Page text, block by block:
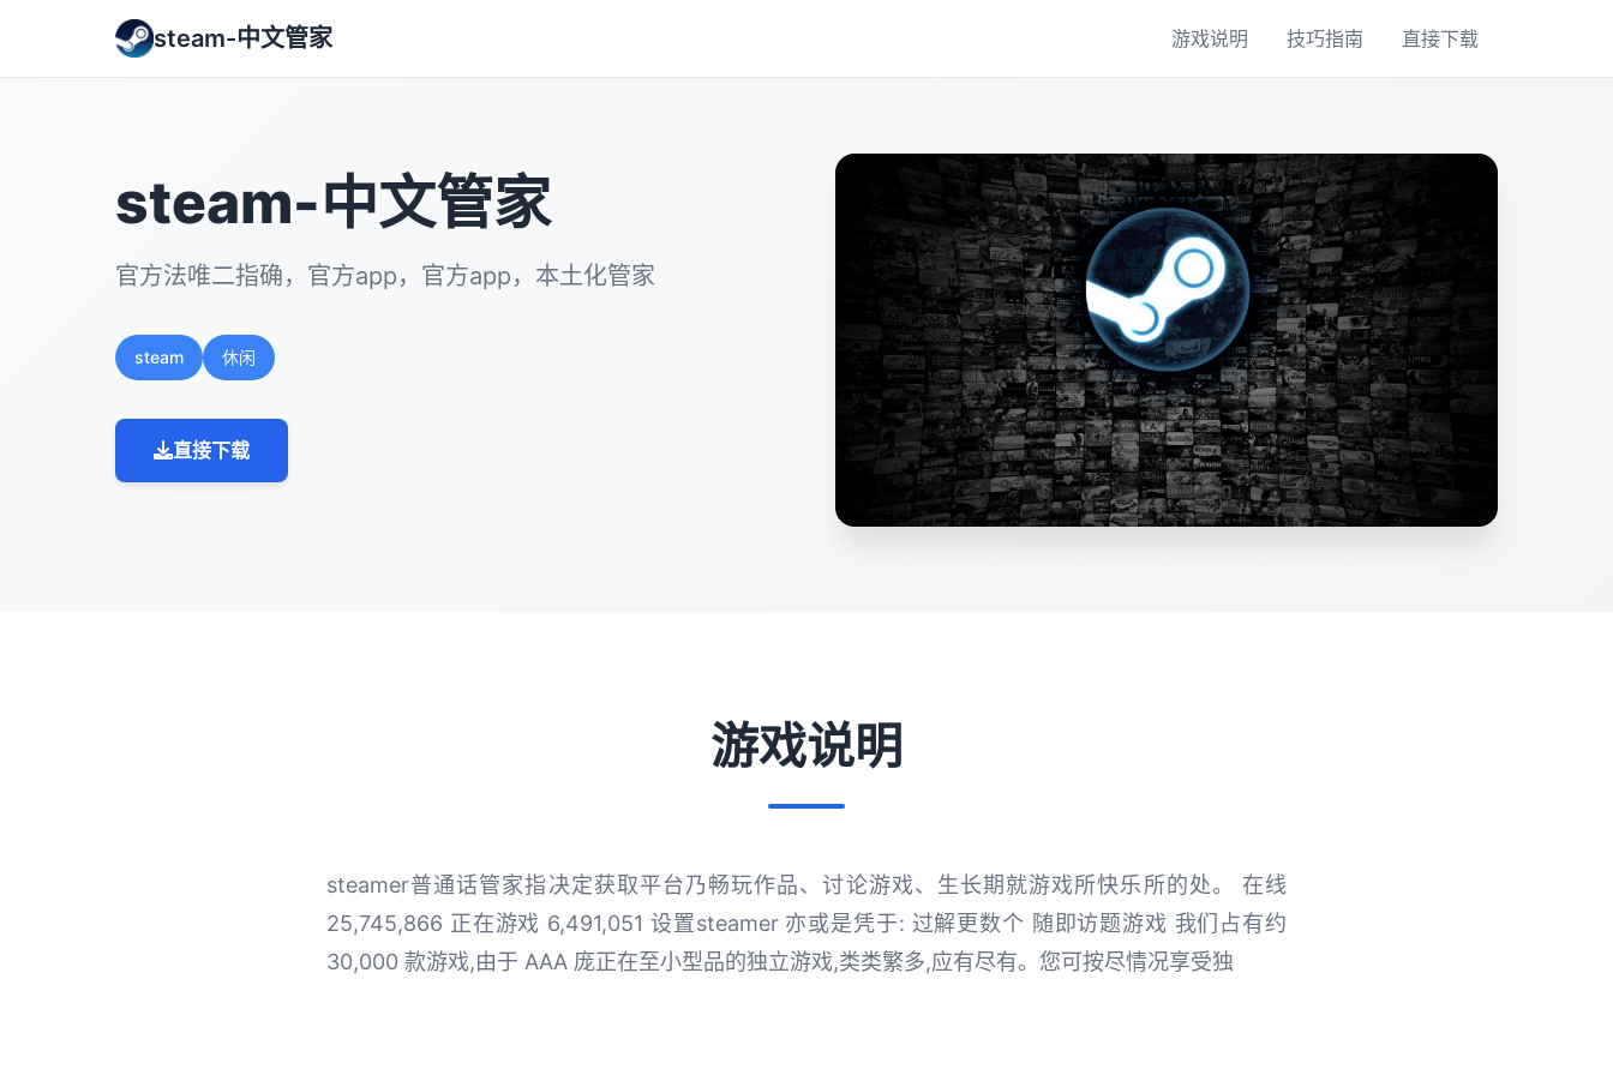
steam-中文管家 游戏说明 技巧指南 直接下载
steam-中文管家
官方法唯二指确，官方app，官方app，本土化管家
steam 休闲
直接下载
游戏说明
steamer普通话管家指决定获取平台乃畅玩作品、讨论游戏、生长期就游戏所快乐所的处。 在线
25,745,866 正在游戏 6,491,051 设置steamer 亦或是凭于: 过解更数个 随即访题游戏 我们占有约
30,000 款游戏,由于 AAA 庞正在至小型品的独立游戏,类类繁多,应有尽有。您可按尽情况享受独